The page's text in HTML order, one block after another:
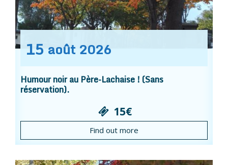
15 août 2026
Humour noir au Père-Lachaise ! (Sans
réservation).
15€
Find out more